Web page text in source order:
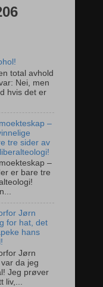
total avhold
Nei, men
hvis det er
–
tre sider av
–
er bare tre
Jørn
for hat, det
hans
Jørn
da jeg
Jeg prøver